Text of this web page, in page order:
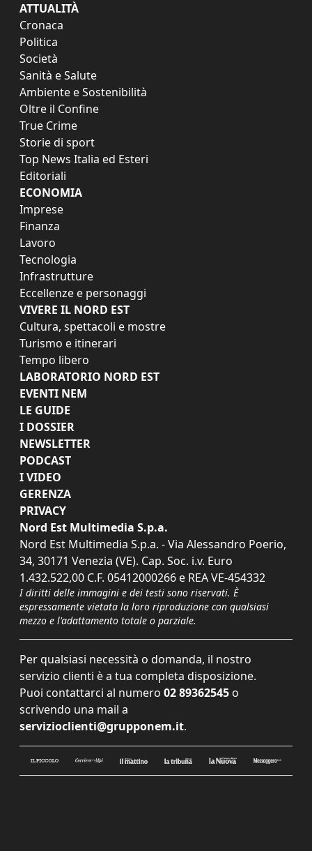
ATTUALITÀ
Cronaca
Politica
Società
Sanità e Salute
Ambiente e Sostenibilità
Oltre il Confine
True Crime
Storie di sport
Top News Italia ed Esteri
Editoriali
ECONOMIA
Imprese
Finanza
Lavoro
Tecnologia
Infrastrutture
Eccellenze e personaggi
VIVERE IL NORD EST
Cultura, spettacoli e mostre
Turismo e itinerari
Tempo libero
LABORATORIO NORD EST
EVENTI NEM
LE GUIDE
I DOSSIER
NEWSLETTER
PODCAST
I VIDEO
GERENZA
PRIVACY
Nord Est Multimedia S.p.a.
Nord Est Multimedia S.p.a. - Via Alessandro Poerio,
34, 30171 Venezia (VE). Cap. Soc. i.v. Euro
1.432.522,00 C.F. 05412000266 e REA VE-454332
I diritti delle immagini e dei testi sono riservati. È
espressamente vietata la loro riproduzione con qualsiasi
mezzo e l'adattamento totale o parziale.
Per qualsiasi necessità o domanda, il nostro
servizio clienti è a tua completa disposizione.
Puoi contattarci al numero 02 89362545 o
scrivendo una mail a
servizioclienti@grupponem.it.